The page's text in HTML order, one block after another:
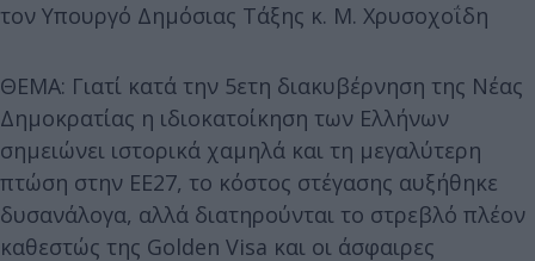
τον Υπουργό Δημόσιας Τάξης κ. Μ. Χρυσοχοΐδη
ΘΕΜΑ: Γιατί κατά την 5ετη διακυβέρνηση της Νέας
Δημοκρατίας η ιδιοκατοίκηση των Ελλήνων
σημειώνει ιστορικά χαμηλά και τη μεγαλύτερη
πτώση στην ΕΕ27, το κόστος στέγασης αυξήθηκε
δυσανάλογα, αλλά διατηρούνται το στρεβλό πλέον
καθεστώς της Golden Visa και οι άσφαιρες